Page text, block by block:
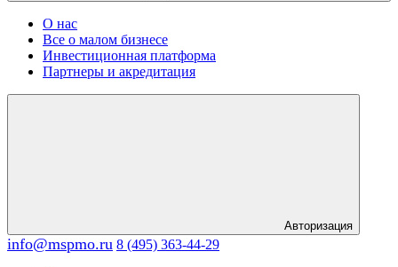
О нас
Все о малом бизнесе
Инвестиционная платформа
Партнеры и акредитация
Авторизация
info@mspmo.ru 8 (495) 363-44-29